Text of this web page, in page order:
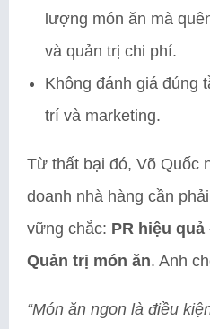
lượng món ăn mà
và quản trị chi phí.
Không đánh giá đúng
trí và marketing.
Từ thất bại đó, Võ Quốc
doanh nhà hàng cần
vững chắc: PR hiệu
Quản trị món ăn. Anh
“Món ăn ngon là điều